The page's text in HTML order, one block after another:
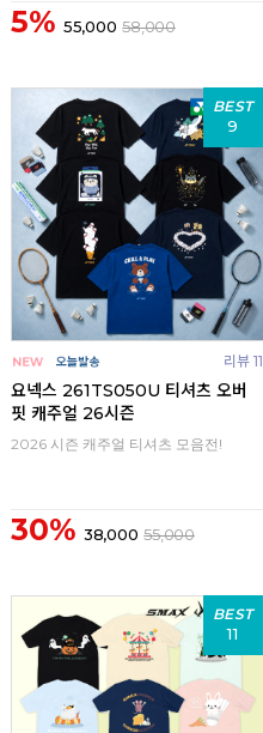
5% 55,000 58,000
BEST
9
리뷰 11
요넥스 261TS050U 티셔츠 오버
핏 캐주얼 26시즌
2026 시즌 캐주얼 티셔츠 모음전!
30% 38,000 55,000
BEST
11